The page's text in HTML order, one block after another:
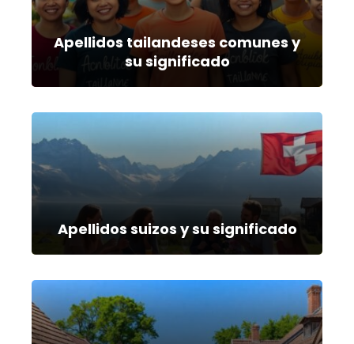
Apellidos tailandeses comunes y
su significado
Apellidos suizos y su significado